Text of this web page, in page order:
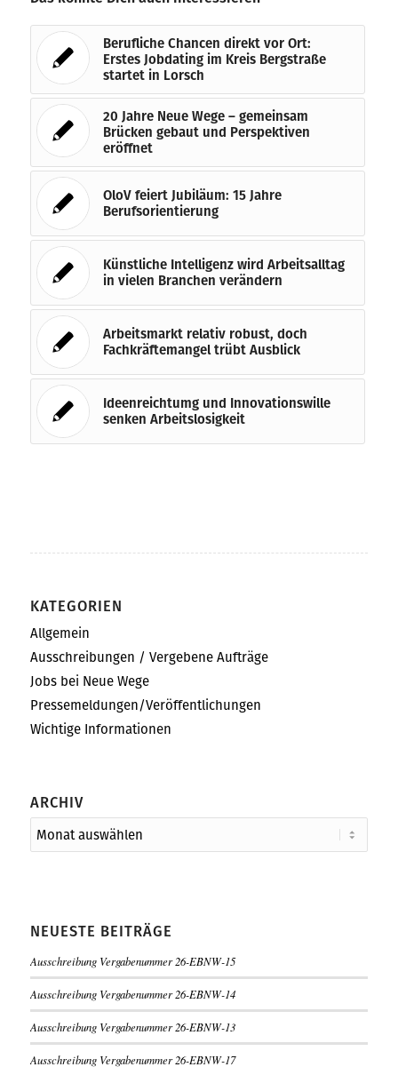
Berufliche Chancen direkt vor Ort:
Erstes Jobdating im Kreis Bergstraße
startet in Lorsch
20 Jahre Neue Wege – gemeinsam
Brücken gebaut und Perspektiven
eröffnet
OloV feiert Jubiläum: 15 Jahre
Berufsorientierung
Künstliche Intelligenz wird Arbeitsalltag
in vielen Branchen verändern
Arbeitsmarkt relativ robust, doch
Fachkräftemangel trübt Ausblick
Ideenreichtumg und Innovationswille
senken Arbeitslosigkeit
KATEGORIEN
Allgemein
Ausschreibungen / Vergebene Aufträge
Jobs bei Neue Wege
Pressemeldungen/Veröffentlichungen
Wichtige Informationen
ARCHIV
NEUESTE BEITRÄGE
Ausschreibung Vergabenummer 26-EBNW-15
Ausschreibung Vergabenummer 26-EBNW-14
Ausschreibung Vergabenummer 26-EBNW-13
Ausschreibung Vergabenummer 26-EBNW-17